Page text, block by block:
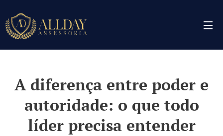
A diferença entre poder e
autoridade: o que todo
líder precisa entender